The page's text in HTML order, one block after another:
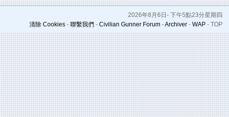
2026年8月6日- 下午5點23分星期四
清除 Cookies- 聯繫我們 - Civilian Gunner Forum-Archiver- WAP- TOP